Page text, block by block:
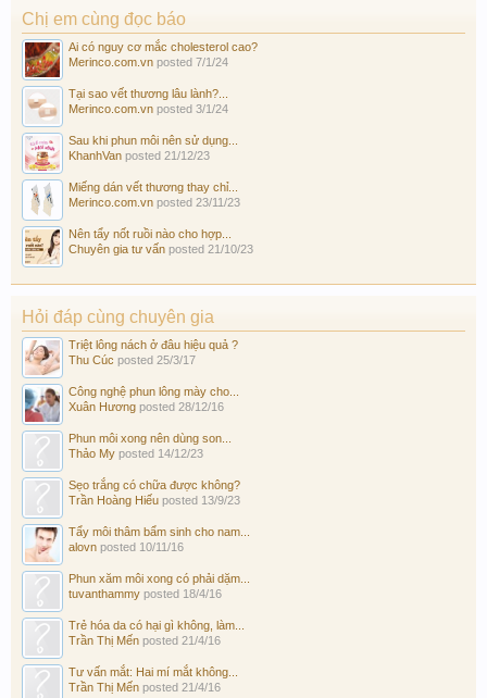
Chị em cùng đọc báo
Ai có nguy cơ mắc cholesterol cao?
Merinco.com.vn posted 7/1/24
Tại sao vết thương lâu lành?...
Merinco.com.vn posted 3/1/24
Sau khi phun môi nên sử dụng...
KhanhVan posted 21/12/23
Miếng dán vết thương thay chỉ...
Merinco.com.vn posted 23/11/23
Nên tẩy nốt ruồi nào cho hợp...
Chuyên gia tư vấn posted 21/10/23
Hỏi đáp cùng chuyên gia
Triệt lông nách ở đâu hiệu quả ?
Thu Cúc posted 25/3/17
Công nghệ phun lông mày cho...
Xuân Hương posted 28/12/16
Phun môi xong nên dùng son...
Thảo My posted 14/12/23
Sẹo trắng có chữa được không?
Trần Hoàng Hiếu posted 13/9/23
Tẩy môi thâm bẩm sinh cho nam...
alovn posted 10/11/16
Phun xăm môi xong có phải dặm...
tuvanthammy posted 18/4/16
Trẻ hóa da có hại gì không, làm...
Trần Thị Mến posted 21/4/16
Tư vấn mắt: Hai mí mắt không...
Trần Thị Mến posted 21/4/16